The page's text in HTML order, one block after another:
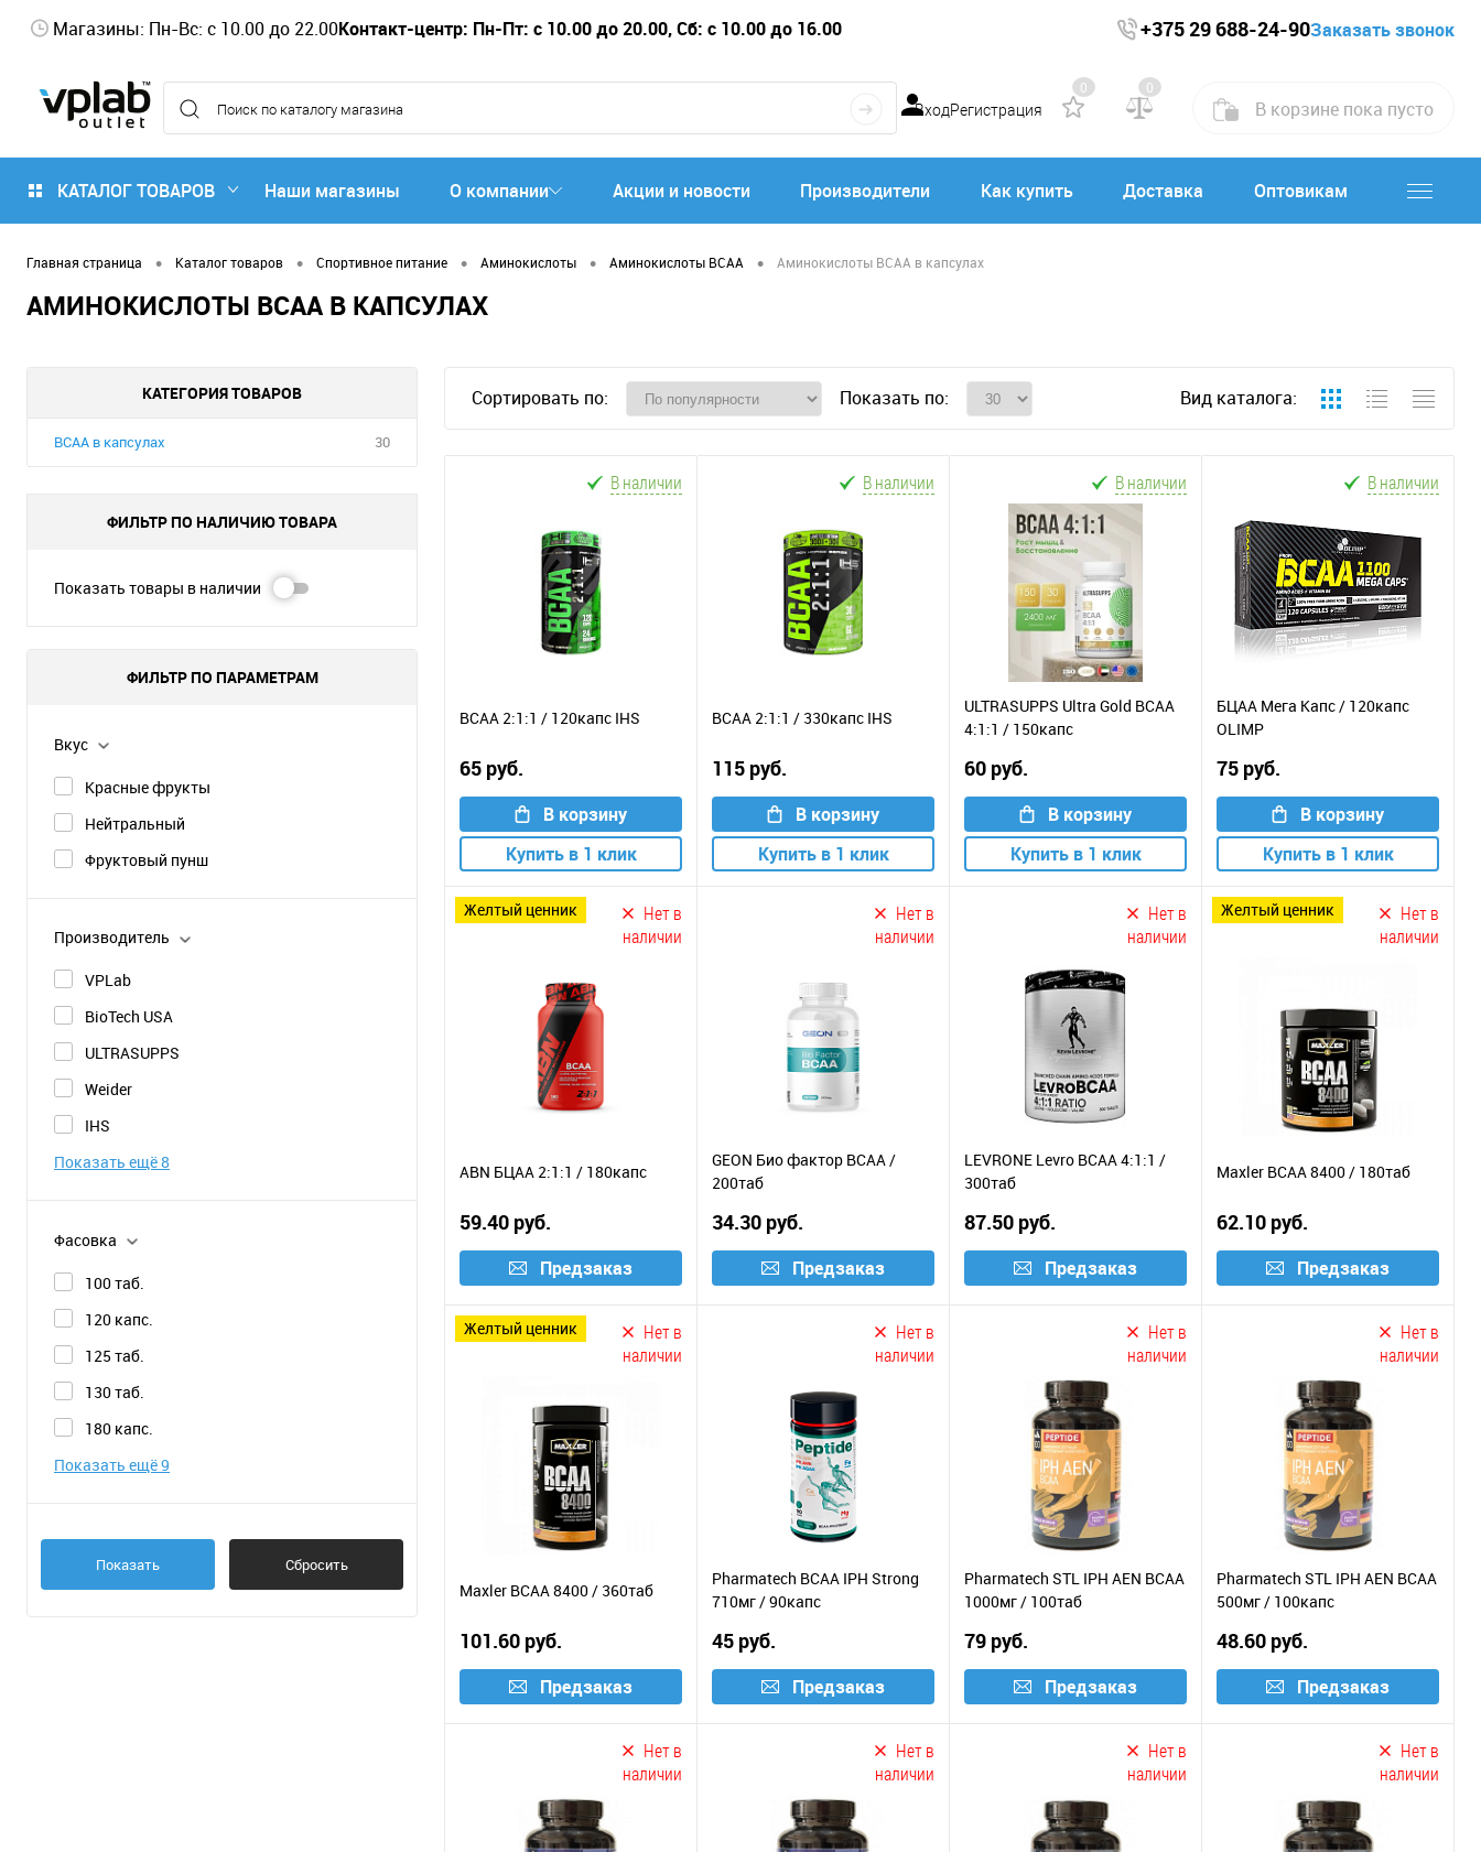
Магазины: Пн-Вс: с 10.00 до 22.00Контакт-центр: Пн-Пт: с 10.00 до 20.00, Сб: с 10.00 до 16.00 +375 29 688-24-90Заказать звонок
ВходРегистрация
0 0
В корзине пока пусто
КАТАЛОГ ТОВАРОВ Наши магазины О компании Акции и новости Производители Как купить Доставка Оптовикам
Главная страница • Каталог товаров • Спортивное питание • Аминокислоты • Аминокислоты BCAA • Аминокислоты BCAA в капсулах
АМИНОКИСЛОТЫ BCAA В КАПСУЛАХ
КАТЕГОРИЯ ТОВАРОВ
BCAA в капсулах 30
ФИЛЬТР ПО НАЛИЧИЮ ТОВАРА
Показать товары в наличии
ФИЛЬТР ПО ПАРАМЕТРАМ
Вкус
Красные фрукты
Нейтральный
Фруктовый пунш
Производитель
VPLab
BioTech USA
ULTRASUPPS
Weider
IHS
Показать ещё 8
Фасовка
100 таб.
120 капс.
125 таб.
130 таб.
180 капс.
Показать ещё 9
Показать Сбросить
Сортировать по: Показать по: Вид каталога:
В наличии
BCAA 2:1:1 / 120капс IHS
65 руб.
В корзину
Купить в 1 клик
В наличии
BCAA 2:1:1 / 330капс IHS
115 руб.
В корзину
Купить в 1 клик
В наличии
ULTRASUPPS Ultra Gold BCAA
4:1:1 / 150капс
60 руб.
В корзину
Купить в 1 клик
В наличии
БЦАА Мега Капс / 120капс
OLIMP
75 руб.
В корзину
Купить в 1 клик
желтый ценник
Нет в
наличии
ABN БЦАА 2:1:1 / 180капс
59.40 руб.
Предзаказ
Нет в
наличии
GEON Био фактор ВСАА /
200таб
34.30 руб.
Предзаказ
Нет в
наличии
LEVRONE Levro BCAA 4:1:1 /
300таб
87.50 руб.
Предзаказ
желтый ценник
Нет в
наличии
Maxler BCAA 8400 / 180таб
62.10 руб.
Предзаказ
желтый ценник
Нет в
наличии
Maxler BCAA 8400 / 360таб
101.60 руб.
Предзаказ
Нет в
наличии
Pharmatech BCAA IPH Strong
710мг / 90капс
45 руб.
Предзаказ
Нет в
наличии
Pharmatech STL IPH AEN BCAA
1000мг / 100таб
79 руб.
Предзаказ
Нет в
наличии
Pharmatech STL IPH AEN BCAA
500мг / 100капс
48.60 руб.
Предзаказ
Нет в
наличии
Нет в
наличии
Нет в
наличии
Нет в
наличии